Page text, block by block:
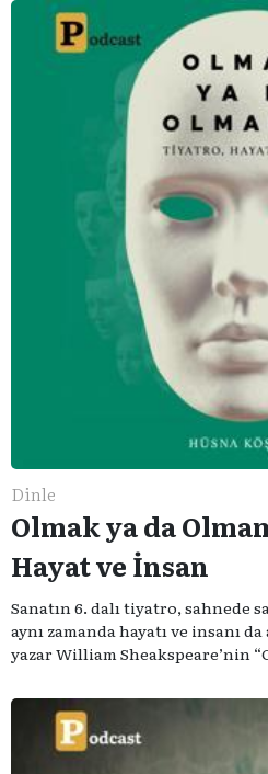
Dinle
Olmak ya da
Hayat ve İnsan
Sanatın 6. dalı tiyatro, sahnede
aynı zamanda hayatı ve insanı
yazar William Sheakspeare’nin
serimizde; tiyatroyu, alanının
konuşuyoruz..